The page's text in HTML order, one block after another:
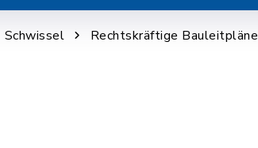
Schwissel Rechtskräftige Bauleitpläne